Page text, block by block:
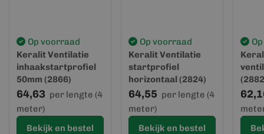
Op voorraad
Keralit Ventilatie
inhaakstartprofiel
50mm (2866)
64,63 per lengte (4
meter)
Bekijk en bestel
Op voorraad
Keralit Ventilatie
startprofiel
horizontaal (2824)
64,55 per lengte (4
meter)
Bekijk en bestel